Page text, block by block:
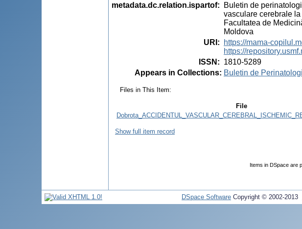
metadata.dc.relation.ispartof:
Buletin de
vasculare cerebrale
Facultatea de
Moldova
URI :
https://mama-
https://
ISSN : 1810-5289
Appears in Collections: Buletin de
Files in This Item:
File
Show full item record
Items in DSpace are
DSpace Software Copyright © 2002-2013